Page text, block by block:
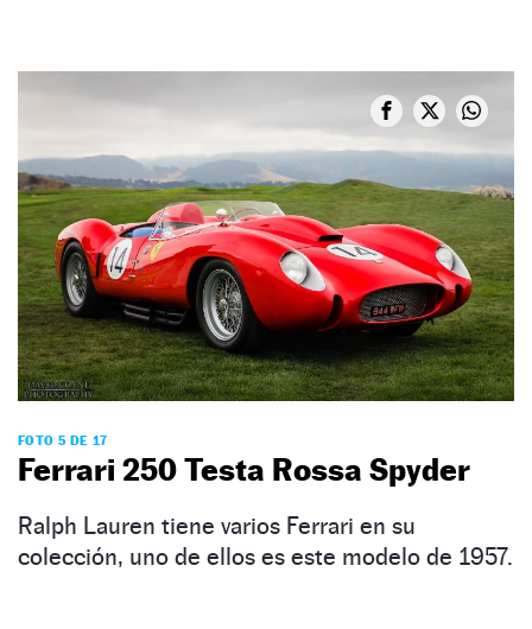
FOTO 5 DE 17
Ferrari 250 Testa Rossa Spyder
Ralph Lauren tiene varios Ferrari en su
colección, uno de ellos es este modelo de 1957.